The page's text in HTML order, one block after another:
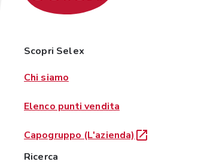
Scopri Selex
Chi siamo
Elenco punti vendita
Capogruppo (L'azienda)
Ricerca